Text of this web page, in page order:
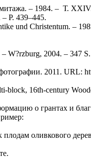
– 1984. – Т.
P. 439–445.
und Christentum. –
W?rzburg, 2004. – 347 S.
2011. URL:
block, 16th-century
о грантах и
плодам оливкового